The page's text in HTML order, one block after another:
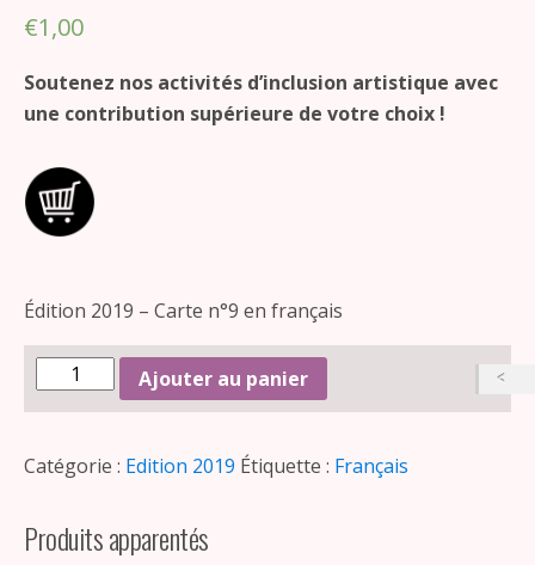
€1,00
Soutenez nos activités d’inclusion artistique avec
une contribution supérieure de votre choix !
Édition 2019 – Carte n°9 en français
Ajouter au panier
Catégorie : Edition 2019 Étiquette : Français
Produits apparentés